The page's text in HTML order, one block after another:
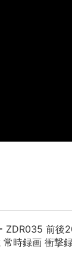
ん
たら・・・
ZDR035 前後
時録画 衝撃